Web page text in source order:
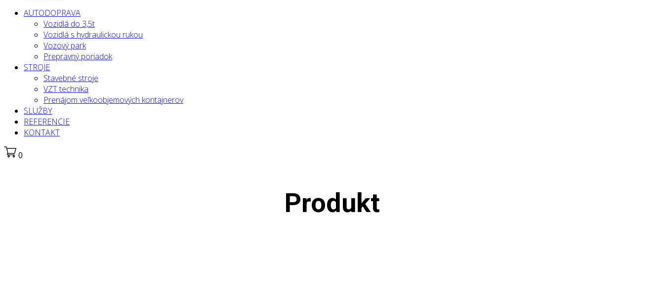
AUTODOPRAVA
Vozidlá do 3,5t
Vozidlá s hydraulickou rukou
Vozový park
Prepravný poriadok
STROJE
Stavebné stroje
VZT technika
Prenájom veľkoobjemových kontajnerov
SLUŽBY
REFERENCIE
KONTAKT
0
Produkt